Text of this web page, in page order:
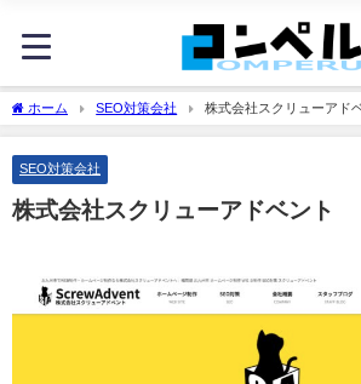
ホーム SEO対策会社 株式会社スクリューアド
SEO対策会社
株式会社スクリューアドベント